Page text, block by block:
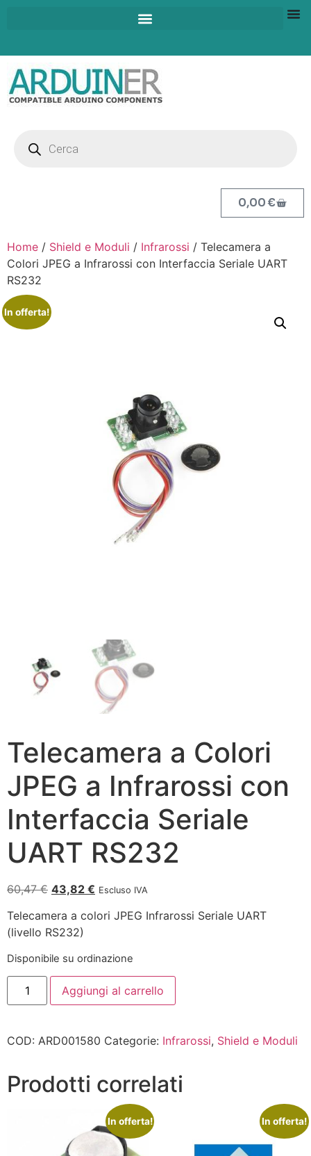
0,00€
Home / Shield e Moduli / Infrarossi / Telecamera a
Colori JPEG a Infrarossi con Interfaccia Seriale UART
RS232
In offerta!
Telecamera a Colori
JPEG a Infrarossi con
Interfaccia Seriale
UART RS232
60,47€ 43,82 € Escluso IVA
Telecamera a colori JPEG Infrarossi Seriale UART
(livello RS232)
Disponibile su ordinazione
Aggiungi al carrello
COD: ARD001580 Categorie: Infrarossi, Shield e Moduli
Prodotti correlati
In offerta! In offerta!